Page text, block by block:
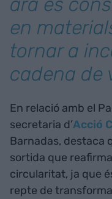
en
tornar a
cadena de
En relació amb el
secretaria d’Acció
Barnadas, destaca
sortida que
circularitat, ja que
repte de